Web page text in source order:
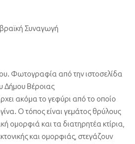
Συναγωγή
Φωτογραφία από την ιστοσελίδα
Δήμου Βέροιας
ακόμα το γεφύρι από το οποίο
Ο τόπος είναι γεμάτος θρύλους
ομορφιά και τα διατηρητέα κτίρια,
και ομορφιάς, στεγάζουν